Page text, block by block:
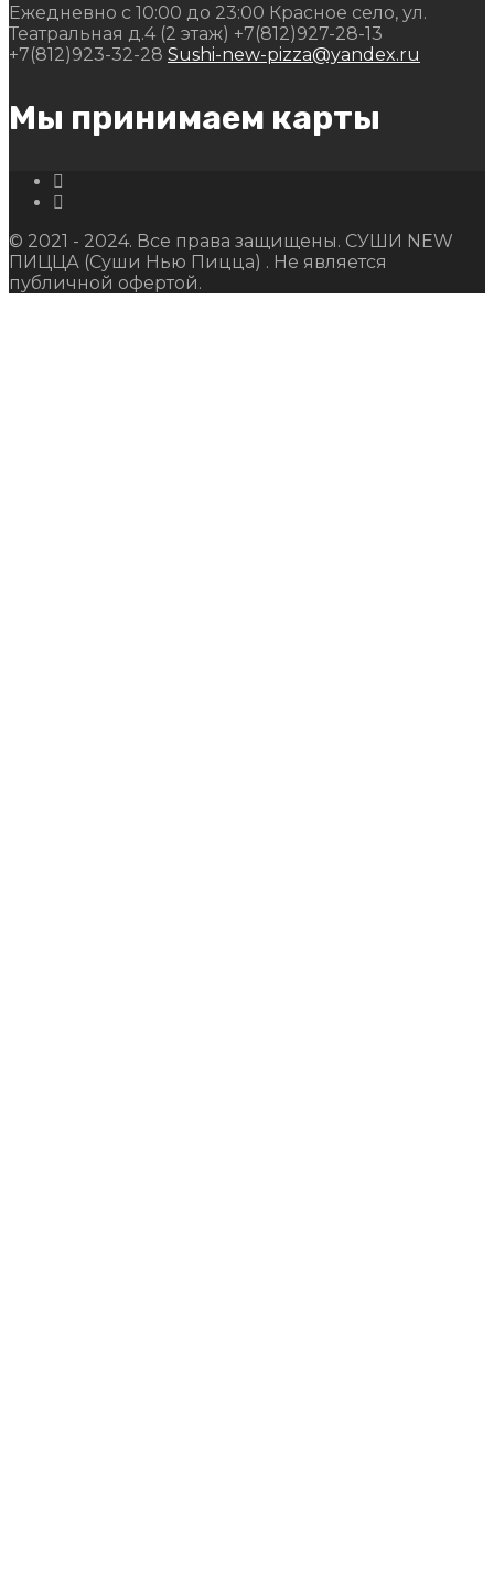
Ежедневно с 10:00 до 23:00 Красное село, ул.
Театральная д.4 (2 этаж) +7(812)927-28-13
+7(812)923-32-28 Sushi-new-pizza@yandex.ru
Мы принимаем карты
© 2021 - 2024. Все права защищены. СУШИ NEW
ПИЦЦА (Суши Нью Пицца) . Не является
публичной офертой.